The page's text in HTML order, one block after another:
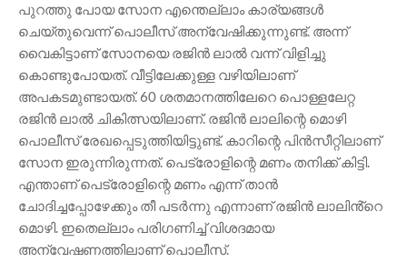
പുറത്തു പോയ സോന എന്തെല്ലാം കാര്യങ്ങൾ
ചെയ്‌തുവെന്ന് പൊലീസ് അന്വേഷിക്കുന്നുണ്ട്. അന്ന്
വൈകിട്ടാണ് സോനയെ രജിൻ ലാൽ വന്ന് വിളിച്ചു
കൊണ്ടുപോയത്. വീട്ടിലേക്കുള്ള വഴിയിലാണ്
അപകടമുണ്ടായത്. 60 ശതമാനത്തിലേറെ പൊള്ളലേറ്റ
രജിൻ ലാൽ ചികിത്സയിലാണ്. രജിൻ ലാലിന്റെ മൊഴി
പൊലീസ് രേഖപ്പെടുത്തിയിട്ടുണ്ട്. കാറിന്റെ പിൻസീറ്റിലാണ്
സോന ഇരുന്നിരുന്നത്. പെട്രോളിന്റെ മണം തനിക്ക് കിട്ടി.
എന്താണ് പെട്രോളിന്റെ മണം എന്ന് താൻ
ചോദിച്ചപ്പോഴേക്കും തീ പടർന്നു എന്നാണ് രജിൻ ലാലിൻ്റെ
മൊഴി. ഇതെല്ലാം പരിഗണിച്ച് വിശദമായ
അന്വേഷണത്തിലാണ് പൊലീസ്.